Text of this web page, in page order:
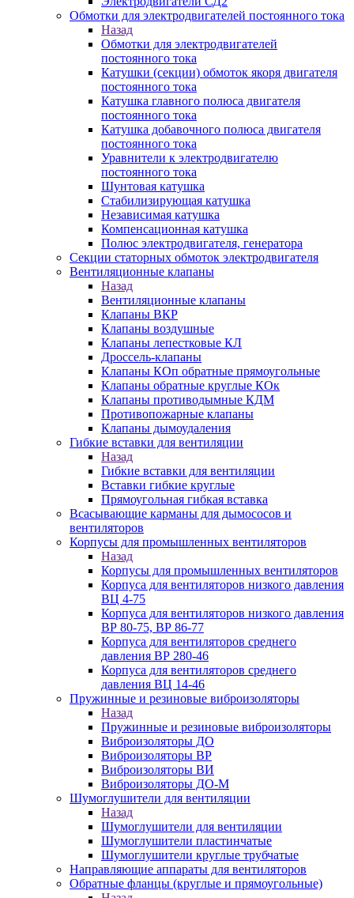
Обмотки для электродвигателей постоянного тока
Назад
Обмотки для электродвигателей
постоянного тока
Катушки (секции) обмоток якоря двигателя
постоянного тока
Катушка главного полюса двигателя
постоянного тока
Катушка добавочного полюса двигателя
постоянного тока
Уравнители к электродвигателю
постоянного тока
Шунтовая катушка
Стабилизирующая катушка
Независимая катушка
Компенсационная катушка
Полюс электродвигателя, генератора
Секции статорных обмоток электродвигателя
Вентиляционные клапаны
Назад
Вентиляционные клапаны
Клапаны ВКР
Клапаны воздушные
Клапаны лепестковые КЛ
Дроссель-клапаны
Клапаны КОп обратные прямоугольные
Клапаны обратные круглые КОк
Клапаны противодымные КДМ
Противопожарные клапаны
Клапаны дымоудаления
Гибкие вставки для вентиляции
Назад
Гибкие вставки для вентиляции
Вставки гибкие круглые
Прямоугольная гибкая вставка
Всасывающие карманы для дымососов и
вентиляторов
Корпусы для промышленных вентиляторов
Назад
Корпусы для промышленных вентиляторов
Корпуса для вентиляторов низкого давления
ВЦ 4-75
Корпуса для вентиляторов низкого давления
ВР 80-75, ВР 86-77
Корпуса для вентиляторов среднего
давления ВР 280-46
Корпуса для вентиляторов среднего
давления ВЦ 14-46
Пружинные и резиновые виброизоляторы
Назад
Пружинные и резиновые виброизоляторы
Виброизоляторы ДО
Виброизоляторы ВР
Виброизоляторы ВИ
Виброизоляторы ДО-М
Шумоглушители для вентиляции
Назад
Шумоглушители для вентиляции
Шумоглушители пластинчатые
Шумоглушители круглые трубчатые
Направляющие аппараты для вентиляторов
Обратные фланцы (круглые и прямоугольные)